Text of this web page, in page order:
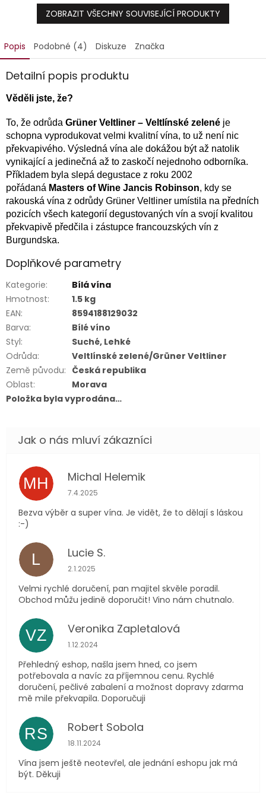
ZOBRAZIT VŠECHNY SOUVISEJÍCÍ PRODUKTY
Popis Podobné (4) Diskuze Značka
Detailní popis produktu
Věděli jste, že?
To, že odrůda Grüner Veltliner – Veltlínské zelené je
schopna vyprodukovat velmi kvalitní vína, to už není nic
překvapivého. Výsledná vína ale dokážou být až natolik
vynikající a jedinečná až to zaskočí nejednoho odborníka.
Příkladem byla slepá degustace z roku 2002
pořádaná Masters of Wine Jancis Robinson, kdy se
rakouská vína z odrůdy Grüner Veltliner umístila na předních
pozicích všech kategorií degustovaných vín a svojí kvalitou
překvapivě předčila i zástupce francouzských vín z
Burgundska.
Doplňkové parametry
Kategorie:
Bílá vína
Hmotnost:
1.5 kg
EAN:
8594188129032
Barva:
Bílé víno
Styl:
Suché, Lehké
Odrůda:
Veltlínské zelené/Grüner Veltliner
Země původu: Česká republika
Oblast:
Morava
Položka byla vyprodána…
MH Michal Helemik
Hodnocení obchodu je 5 z 5 hvězdiček.
7.4.2025
Bezva výběr a super vína. Je vidět, že to dělají s láskou
:-)
L Lucie S.
Hodnocení obchodu je 5 z 5 hvězdiček.
2.1.2025
Velmi rychlé doručení, pan majitel skvěle poradil.
Obchod můžu jedině doporučit! Vino nám chutnalo.
VZ Veronika Zapletalová
Hodnocení obchodu je 5 z 5 hvězdiček.
1.12.2024
Přehledný eshop, našla jsem hned, co jsem
potřebovala a navíc za příjemnou cenu. Rychlé
doručení, pečlivé zabalení a možnost dopravy zdarma
mě mile překvapila. Doporučuji
RS Robert Sobola
Hodnocení obchodu je 5 z 5 hvězdiček.
18.11.2024
Vína jsem ještě neotevřel, ale jednání eshopu jak má
být. Děkuji